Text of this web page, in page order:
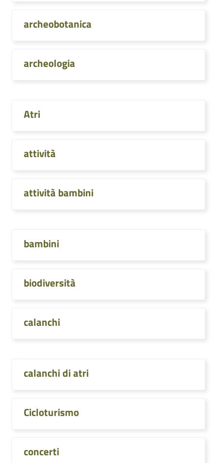
archeobotanica
archeologia
Atri
attività
attività bambini
bambini
biodiversità
calanchi
calanchi di atri
Cicloturismo
concerti